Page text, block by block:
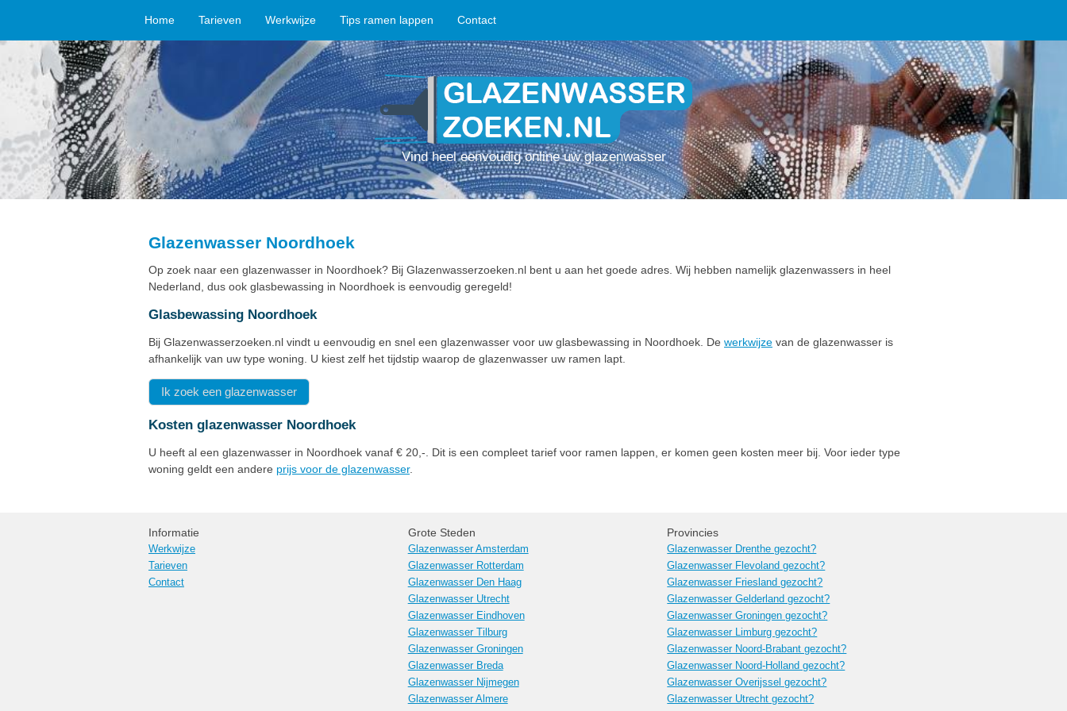
Home Tarieven Werkwijze Tips ramen lappen Contact
Vind heel eenvoudig online uw glazenwasser
Glazenwasser Noordhoek
Op zoek naar een glazenwasser in Noordhoek? Bij Glazenwasserzoeken.nl bent u aan het goede adres. Wij hebben namelijk glazenwassers in heel
Nederland, dus ook glasbewassing in Noordhoek is eenvoudig geregeld!
Glasbewassing Noordhoek
Bij Glazenwasserzoeken.nl vindt u eenvoudig en snel een glazenwasser voor uw glasbewassing in Noordhoek. De werkwijze van de glazenwasser is
afhankelijk van uw type woning. U kiest zelf het tijdstip waarop de glazenwasser uw ramen lapt.
Ik zoek een glazenwasser
Kosten glazenwasser Noordhoek
U heeft al een glazenwasser in Noordhoek vanaf € 20,-. Dit is een compleet tarief voor ramen lappen, er komen geen kosten meer bij. Voor ieder type
woning geldt een andere prijs voor de glazenwasser.
Informatie
Werkwijze
Tarieven
Contact
Grote Steden
Glazenwasser Amsterdam
Glazenwasser Rotterdam
Glazenwasser Den Haag
Glazenwasser Utrecht
Glazenwasser Eindhoven
Glazenwasser Tilburg
Glazenwasser Groningen
Glazenwasser Breda
Glazenwasser Nijmegen
Glazenwasser Almere
Provincies
Glazenwasser Drenthe gezocht?
Glazenwasser Flevoland gezocht?
Glazenwasser Friesland gezocht?
Glazenwasser Gelderland gezocht?
Glazenwasser Groningen gezocht?
Glazenwasser Limburg gezocht?
Glazenwasser Noord-Brabant gezocht?
Glazenwasser Noord-Holland gezocht?
Glazenwasser Overijssel gezocht?
Glazenwasser Utrecht gezocht?